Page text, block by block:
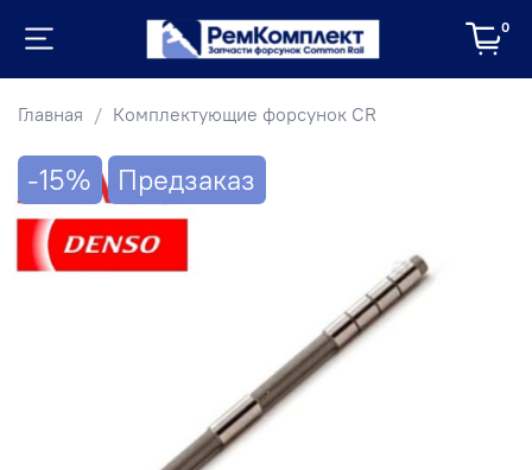
0
Главная Комплектующие форсунок CR
-15% Предзаказ